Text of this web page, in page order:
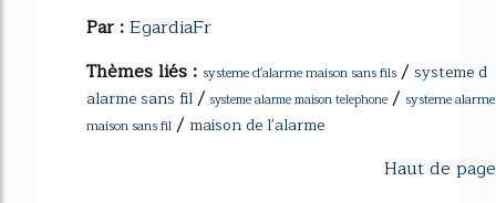
Par :EgardiaFr
Thèmes liés : systeme d'alarme maison sans fils / systeme d
alarme sans fil/ systeme alarme maison telephone / systeme alarme
maison sans fil / maison de l'alarme
Haut de page